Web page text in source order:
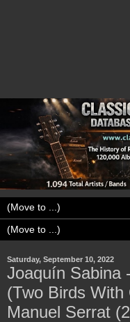
Saturday, September 10, 2022
Joaquín Sabina
(Two Birds
Manuel Serrat